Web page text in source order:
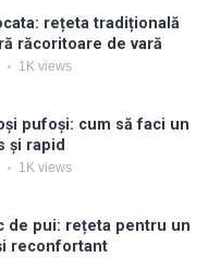
rețeta tradițională
răcoritoare de vară
1Kviews
pufoși: cum să faci un
și rapid
1Kviews
de pui: rețeta pentru un
reconfortant